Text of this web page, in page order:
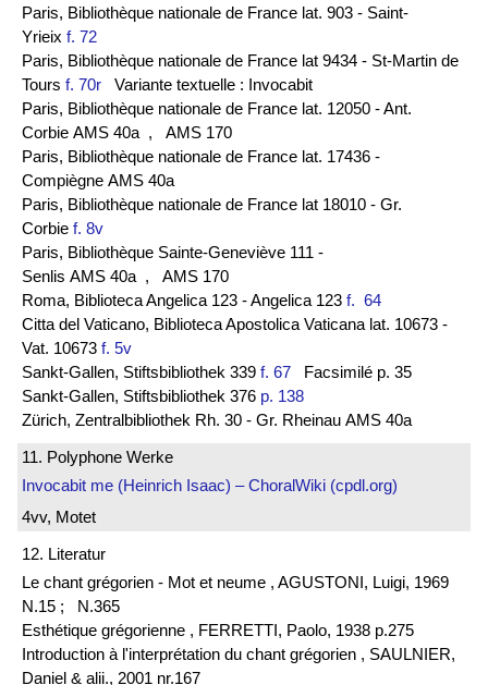
Paris, Bibliothèque nationale de France lat. 903 - Saint-
Yrieix f. 72
Paris, Bibliothèque nationale de France lat 9434 - St-Martin de
Tours f. 70r Variante textuelle : Invocabit
Paris, Bibliothèque nationale de France lat. 12050 - Ant.
Corbie AMS 40a , AMS 170
Paris, Bibliothèque nationale de France lat. 17436 -
Compiègne AMS 40a
Paris, Bibliothèque nationale de France lat 18010 - Gr.
Corbie f. 8v
Paris, Bibliothèque Sainte-Geneviève 111 -
Senlis AMS 40a , AMS 170
Roma, Biblioteca Angelica 123 - Angelica 123 f. 64
Citta del Vaticano, Biblioteca Apostolica Vaticana lat. 10673 -
Vat. 10673 f. 5v
Sankt-Gallen, Stiftsbibliothek 339 f. 67 Facsimilé p. 35
Sankt-Gallen, Stiftsbibliothek 376 p. 138
Zürich, Zentralbibliothek Rh. 30 - Gr. Rheinau AMS 40a
11. Polyphone Werke
Invocabit me (Heinrich Isaac) – ChoralWiki (cpdl.org)
4vv, Motet
12. Literatur
Le chant grégorien - Mot et neume , AGUSTONI, Luigi, 1969
N.15 ;
N.365
Esthétique grégorienne , FERRETTI, Paolo, 1938 p.275
Introduction à l'interprétation du chant grégorien , SAULNIER,
Daniel & alii., 2001 nr.167